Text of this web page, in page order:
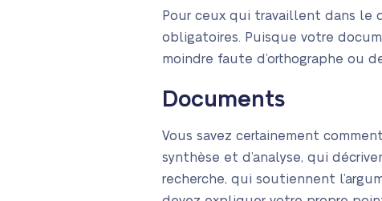
Pour ceux qui travaillent dans le
obligatoires. Puisque votre
moindre faute d’orthographe ou
Documents
Vous savez certainement
synthèse et d’analyse, qui
recherche, qui soutiennent